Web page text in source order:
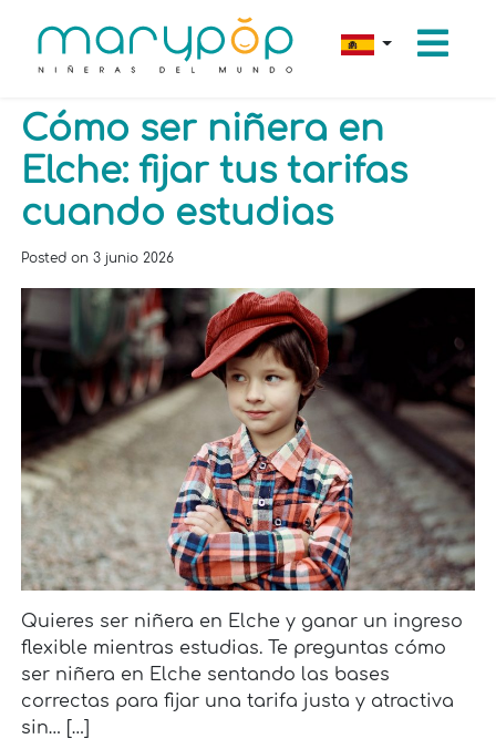
Cómo ser niñera en
Elche: fijar tus tarifas
cuando estudias
Posted on3 junio 2026
Quieres ser niñera en Elche y ganar un ingreso
flexible mientras estudias. Te preguntas cómo
ser niñera en Elche sentando las bases
correctas para fijar una tarifa justa y atractiva
sin… […]